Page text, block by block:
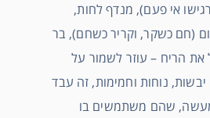
אי פעם), מנדף לחות,
(חם כשקר, וקריר כשחם), בר
את הריח – עוזר לשמור על
יבשות, נוחות וחמימות, זה עבד
שהם משתמשים בו